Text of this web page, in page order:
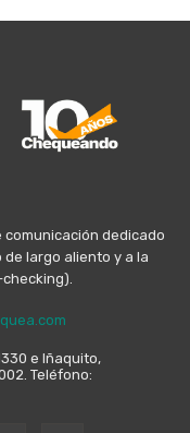
comunicación dedicado
largo aliento y a la
e Iñaquito,
Teléfono: